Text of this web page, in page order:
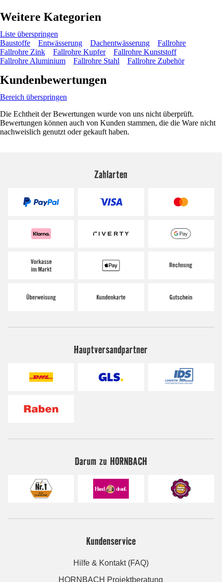
Weitere Kategorien
Liste überspringen
Baustoffe
Entwässerung Dachentwässerung
Fallrohre
Fallrohre Zink
Fallrohre Kupfer
Fallrohre Kunststoff
Fallrohre Aluminium
Fallrohre Stahl Fallrohre Zubehör
Kundenbewertungen
Bereich überspringen
Die Echtheit der Bewertungen wurde von uns nicht überprüft.
Bewertungen können auch von Kunden stammen, die die Ware nicht
nachweislich genutzt oder gekauft haben.
Zahlarten
Hauptversandpartner
Darum zu HORNBACH
Kundenservice
Hilfe & Kontakt (FAQ)
HORNBACH Projektberatung